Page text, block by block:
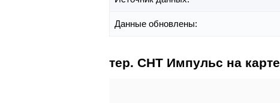
Данные обновлены:
тер. СНТ Импульс на карте